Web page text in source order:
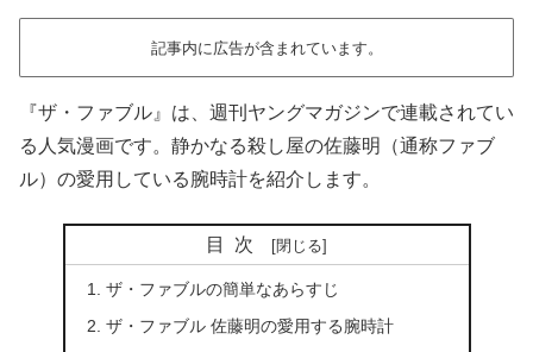
記事内に広告が含まれています。
『ザ・ファブル』は、週刊ヤングマガジンで連載されてい
る人気漫画です。静かなる殺し屋の佐藤明（通称ファブ
ル）の愛用している腕時計を紹介します。
目次
ザ・ファブルの簡単なあらすじ
ザ・ファブル 佐藤明の愛用する腕時計